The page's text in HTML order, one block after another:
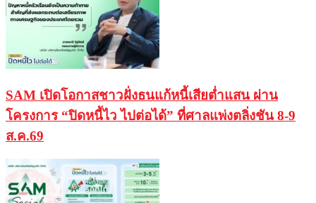
SAM เปิดโอกาสชาวฝั่งธนแก้หนี้เสียต่ำแสน ผ่าน
โครงการ “ปิดหนี้ไว ไปต่อได้” ที่ศาลแพ่งตลิ่งชัน 8-9
ส.ค.69